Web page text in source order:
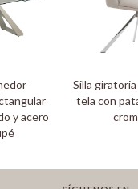
y acero
Silla giratoria
tela con